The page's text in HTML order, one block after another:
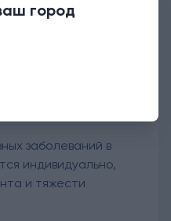
«Ангелы
заболеваний в
индивидуально,
и тяжести
город